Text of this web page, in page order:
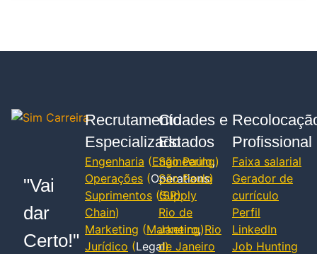
"Vai
dar
Certo!"
Recrutamento
Especializado
Engenharia (Engineering)
Operações (Operations)
Suprimentos (Supply
Chain)
Marketing (Marketing)
Jurídico (Legal)
Cidades e
Estados
São Paulo,
São Paulo
(SP)
Rio de
Janeiro,Rio
de Janeiro
Profissional
Faixa salarial
Gerador de
currículo
Perfil
LinkedIn
Job Hunting